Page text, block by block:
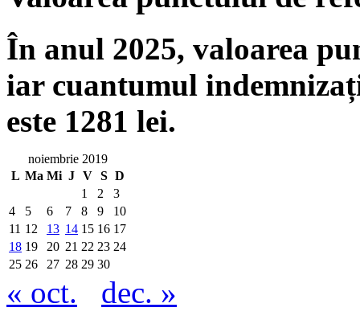
În anul 2025, valoarea
iar cuantumul
este 1281 lei.
noiembrie 2019
L Ma Mi J V S D
1
2
3
4
5 6 7 8 9
10
11 12 13 14 15 16 17
18 19 20 21 22 23 24
25 26 27 28 29 30
« oct. dec. »